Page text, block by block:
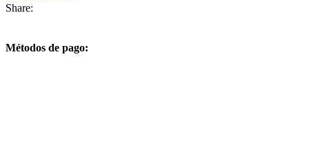
Share:
Métodos de pago: